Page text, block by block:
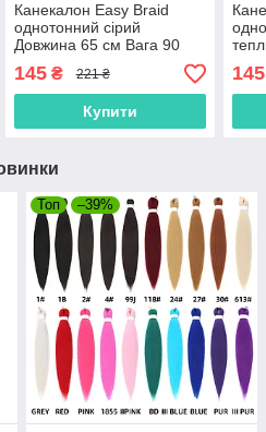
Канекалон Easy Braid
однотонний сірий
Довжина 65 см Вага 90
грам
Низькотемпературний
100-150 °С 2Grey EZ
145₴ 221 ₴
Купити
145
Топ –39%